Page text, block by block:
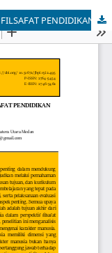
KARAKTER MANUSIA DALAM PERSPEKTIF FILSAFAT PENDIDIKAN ISLAM